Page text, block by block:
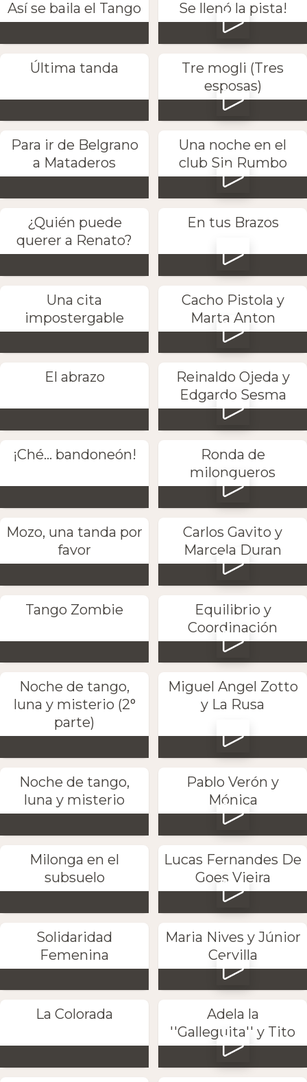
Así se baila el Tango Se llenó la pista!
Última tanda
Tre mogli (Tres
esposas)
Para ir de Belgrano
a Mataderos
Una noche en el
club Sin Rumbo
¿Quién puede
querer a Renato?
En tus Brazos
Una cita
impostergable
Cacho Pistola y
Marta Anton
El abrazo
Reinaldo Ojeda y
Edgardo Sesma
¡Ché... bandoneón!
Ronda de
milongueros
Mozo, una tanda por
favor
Carlos Gavito y
Marcela Duran
Tango Zombie
Equilibrio y
Coordinación
Noche de tango,
luna y misterio (2°
parte)
Miguel Angel Zotto
y La Rusa
Noche de tango,
luna y misterio
Pablo Verón y
Mónica
Milonga en el
subsuelo
Lucas Fernandes De
Goes Vieira
Solidaridad
Femenina
Maria Nives y Júnior
Cervilla
La Colorada
Adela la
''Galleguita'' y Tito